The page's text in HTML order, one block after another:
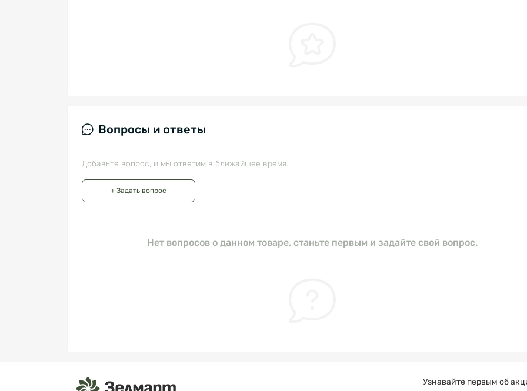
Вопросы и ответы
Добавьте вопрос, и мы ответим в ближайшее время.
+ Задать вопрос
Нет вопросов о данном товаре, станьте первым и задайте свой вопрос.
Узнавайте первым об